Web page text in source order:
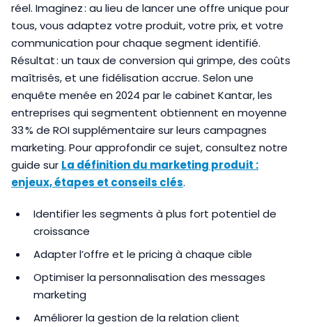
réel. Imaginez : au lieu de lancer une offre unique pour
tous, vous adaptez votre produit, votre prix, et votre
communication pour chaque segment identifié.
Résultat : un taux de conversion qui grimpe, des coûts
maîtrisés, et une fidélisation accrue. Selon une
enquête menée en 2024 par le cabinet Kantar, les
entreprises qui segmentent obtiennent en moyenne
33 % de ROI supplémentaire sur leurs campagnes
marketing. Pour approfondir ce sujet, consultez notre
guide sur La définition du marketing produit :
enjeux, étapes et conseils clés.
Identifier les segments à plus fort potentiel de
croissance
Adapter l’offre et le pricing à chaque cible
Optimiser la personnalisation des messages
marketing
Améliorer la gestion de la relation client